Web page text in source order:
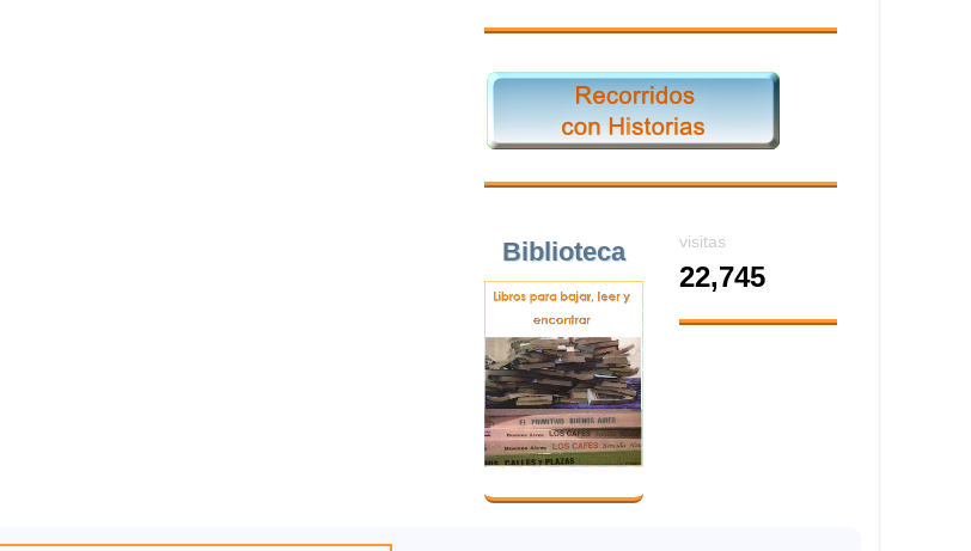
Biblioteca visitas
22,745